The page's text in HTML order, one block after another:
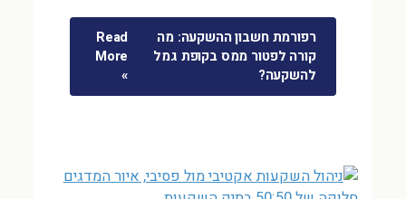
רפורמת חשבון ההשקעה: מה
קורה לפטור ממס בקופת גמל
להשקעה?
Read
More
»